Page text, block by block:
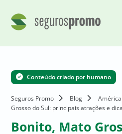
Conteúdo criado por humano
Seguros Promo Blog
Grosso do Sul: principais atrações e
Bonito, Mato